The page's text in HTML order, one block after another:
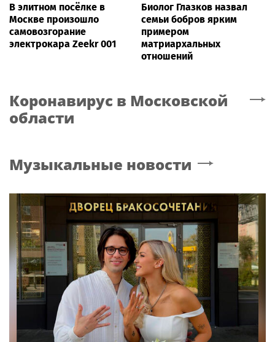
В элитном посёлке в
Москве произошло
самовозгорание
электрокара Zeekr 001
Биолог Глазков назвал
семьи бобров ярким
примером
матриархальных
отношений
Коронавирус в Московской
области
Музыкальные новости